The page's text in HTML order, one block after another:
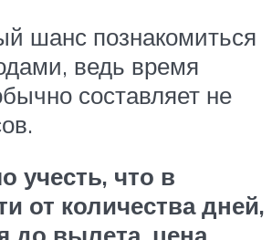
шанс познакомиться
ведь время
составляет не
учесть, что в
от количества дней,